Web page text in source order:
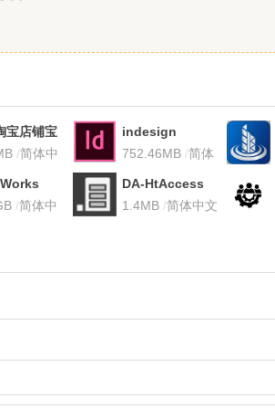
宝店铺宝
专家电脑
/简体中
indesign
cc2017电脑版
752.46MB /简体
/简体中
DA-HtAccess
1.4MB /简体中文